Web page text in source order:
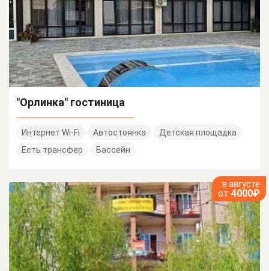
"Орлинка" гостиница
Интернет Wi-Fi Автостоянка
Детская площадка
Есть трансфер
Бассейн
в августе
от 4000₽